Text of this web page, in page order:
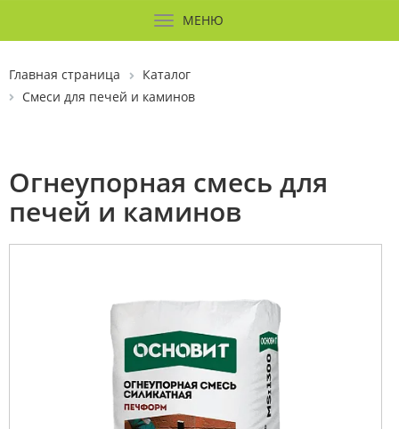
МЕНЮ
Главная страница
Каталог
Смеси для печей и каминов
Огнеупорная смесь для
печей и каминов